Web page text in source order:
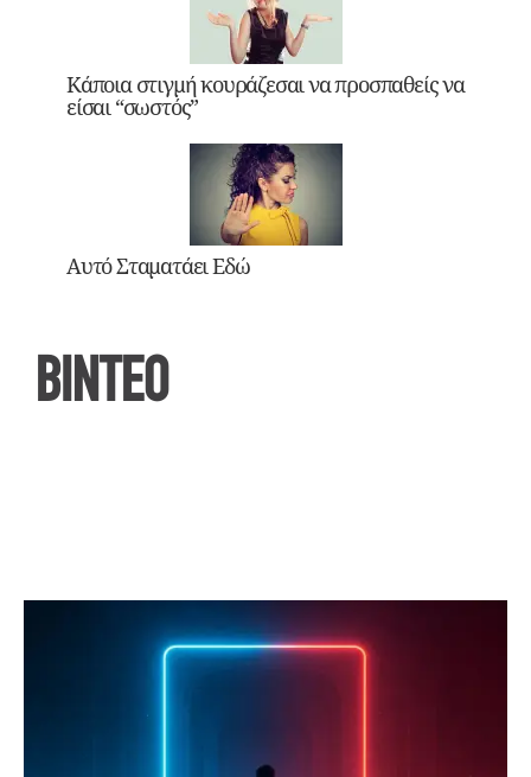
Κάποια στιγμή κουράζεσαι να προσπαθείς να
είσαι “σωστός”
Αυτό Σταματάει Εδώ
ΒΙΝΤΕΟ